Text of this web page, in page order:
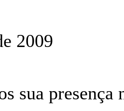
2009
sua presença